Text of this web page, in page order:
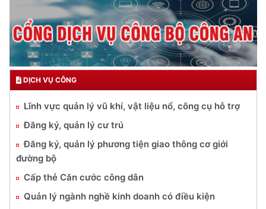
DỊCH VỤ CÔNG
Lĩnh vực quản lý vũ khí, vật liệu nổ, công cụ hỗ trợ
Đăng ký, quản lý cư trú
Đăng ký, quản lý phương tiện giao thông cơ giới
đường bộ
Cấp thẻ Căn cước công dân
Quản lý ngành nghề kinh doanh có điều kiện